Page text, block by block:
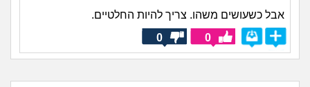
אבל כשעושים משהו. צריך להיות החלטיים.
0
0